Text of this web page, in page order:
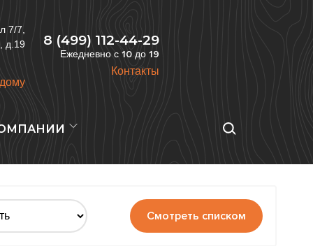
7/7,
д.19
8 (499) 112-44-29
Ежедневно с 10 до 19
Контакты
Смотреть списком